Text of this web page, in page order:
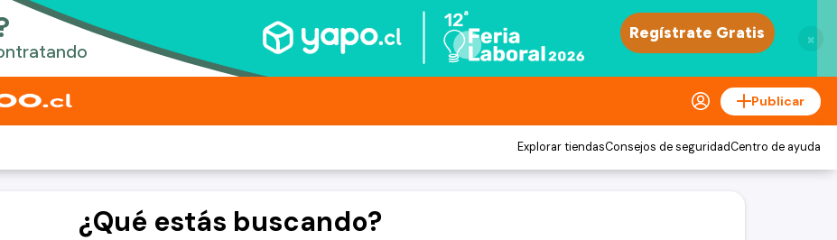
×
Publicar
Explorar tiendasConsejos de seguridadCentro de ayuda
¿Qué estás buscando?